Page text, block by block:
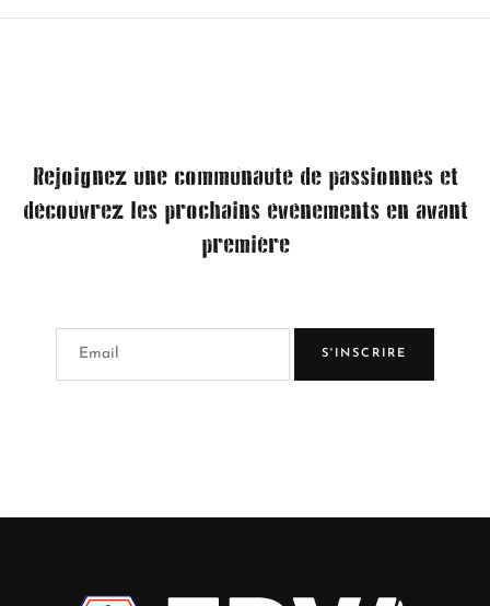
Rejoignez une communauté de passionnés et
découvrez les prochains événements en avant
première
S'INSCRIRE